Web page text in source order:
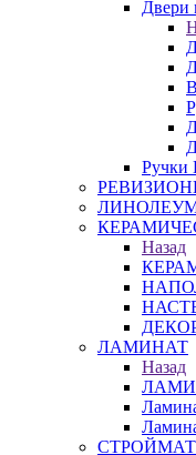
Двери
Ручки
Назад
ЛАМИНАТ
Назад